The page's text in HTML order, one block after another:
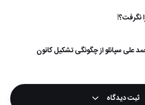
نگرفت؟!
علی سپانلو از چگونگی تشکیل کانون
ثبت دیدگاه